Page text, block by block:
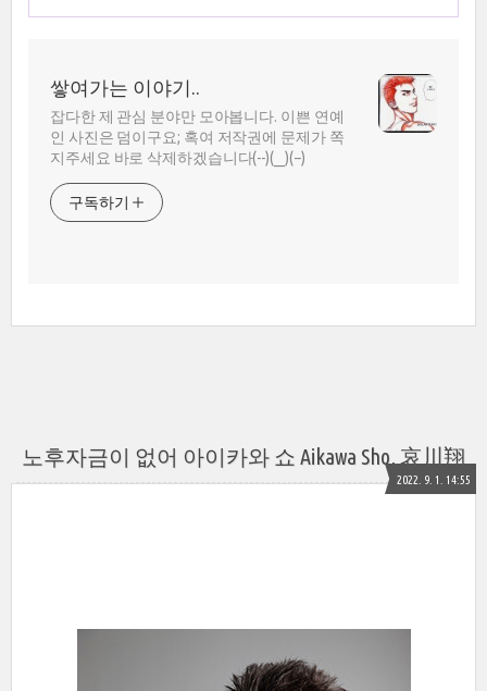
쌓여가는 이야기..
잡다한 제 관심 분야만 모아봅니다. 이쁜 연예
인 사진은 덤이구요; 혹여 저작권에 문제가 쪽
지주세요 바로 삭제하겠습니다(--)(__)(--)
구독하기
노후자금이 없어 아이카와 쇼 Aikawa Sho, 哀川翔
2022. 9. 1. 14:55